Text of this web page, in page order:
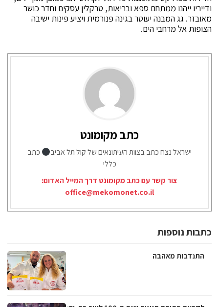
ודייריו ייהנו ממתחם ספא ובריאות, טרקלין עסקים וחדר כושר
מאובזר. גג המבנה יעוטר בגינה פנורמית ויציע פינות ישיבה
הצופות אל מרחבי הים.
כתב מקומונט
ישראל נצח כתב בצוות העיתונאים של קול תל אביב
כתב
כללי
צור קשר עם כתב מקומונט דרך המייל האדום:
office@mekomonet.co.il
כתבות נוספות
התנדבות מאהבה